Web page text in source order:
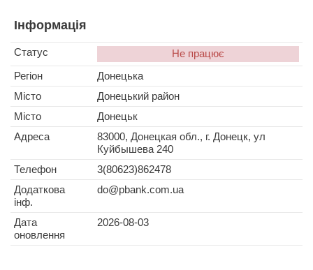
Інформація
Статус
Не працює
Регіон
Донецька
Місто
Донецький район
Місто
Донецьк
Адреса
83000, Донецкая обл., г. Донецк, ул
Куйбышева 240
Телефон
3(80623)862478
Додаткова
інф.
do@pbank.com.ua
Дата
оновлення
2026-08-03